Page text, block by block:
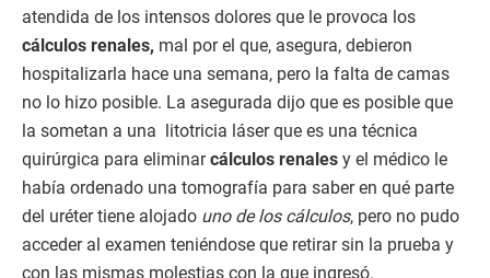
atendida de los intensos dolores que le provoca los
cálculos renales, mal por el que, asegura, debieron
hospitalizarla hace una semana, pero la falta de camas
no lo hizo posible. La asegurada dijo que es posible que
la sometan a una litotricia láser que es una técnica
quirúrgica para eliminarcálculos renales y el médico le
había ordenado una tomografía para saber en qué parte
del uréter tiene alojado uno de los cálculos, pero no pudo
acceder al examen teniéndose que retirar sin la prueba y
con las mismas molestias con la que ingresó.